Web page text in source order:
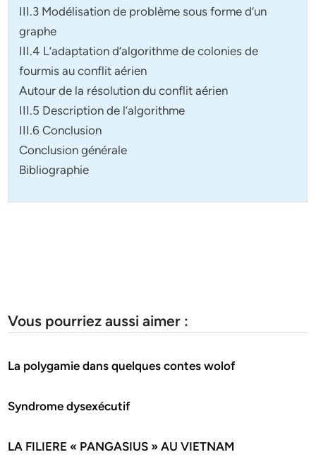
III.3 Modélisation de problème sous forme d’un
graphe
III.4 L’adaptation d’algorithme de colonies de
fourmis au conflit aérien
Autour de la résolution du conflit aérien
III.5 Description de l’algorithme
III.6 Conclusion
Conclusion générale
Bibliographie
Vous pourriez aussi aimer :
La polygamie dans quelques contes wolof
Syndrome dysexécutif
LA FILIERE « PANGASIUS » AU VIETNAM